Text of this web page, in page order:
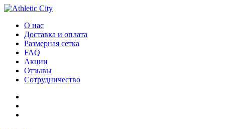
О нас
Доставка и оплата
Размерная сетка
FAQ
Акции
Отзывы
Сотрудничество